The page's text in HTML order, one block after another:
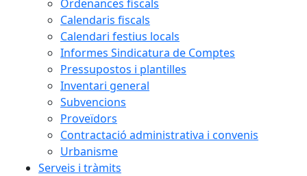
Ordenances fiscals
Calendaris fiscals
Calendari festius locals
Informes Sindicatura de Comptes
Pressupostos i plantilles
Inventari general
Subvencions
Proveïdors
Contractació administrativa i convenis
Urbanisme
Serveis i tràmits